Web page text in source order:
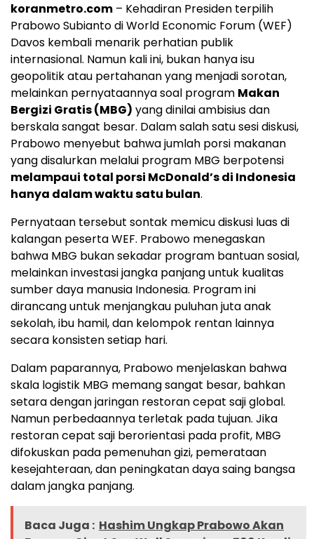
koranmetro.com – Kehadiran Presiden terpilih
Prabowo Subianto di World Economic Forum (WEF)
Davos kembali menarik perhatian publik
internasional. Namun kali ini, bukan hanya isu
geopolitik atau pertahanan yang menjadi sorotan,
melainkan pernyataannya soal program Makan
Bergizi Gratis (MBG) yang dinilai ambisius dan
berskala sangat besar. Dalam salah satu sesi diskusi,
Prabowo menyebut bahwa jumlah porsi makanan
yang disalurkan melalui program MBG berpotensi
melampaui total porsi McDonald’s di Indonesia
hanya dalam waktu satu bulan.
Pernyataan tersebut sontak memicu diskusi luas di
kalangan peserta WEF. Prabowo menegaskan
bahwa MBG bukan sekadar program bantuan sosial,
melainkan investasi jangka panjang untuk kualitas
sumber daya manusia Indonesia. Program ini
dirancang untuk menjangkau puluhan juta anak
sekolah, ibu hamil, dan kelompok rentan lainnya
secara konsisten setiap hari.
Dalam paparannya, Prabowo menjelaskan bahwa
skala logistik MBG memang sangat besar, bahkan
setara dengan jaringan restoran cepat saji global.
Namun perbedaannya terletak pada tujuan. Jika
restoran cepat saji berorientasi pada profit, MBG
difokuskan pada pemenuhan gizi, pemerataan
kesejahteraan, dan peningkatan daya saing bangsa
dalam jangka panjang.
Baca Juga : Hashim Ungkap Prabowo Akan